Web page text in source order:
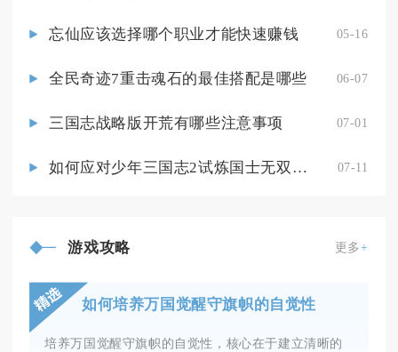
忘仙应该选择哪个职业才能快速赚钱 05-16
全民奇迹7重击魂石的最佳搭配是哪些 06-07
三国志战略版开荒有哪些注意事项 07-01
如何应对少年三国志2试炼国士无双的挑战 07-11
游戏攻略 更多+
如何培养万国觉醒守旗帜的自觉性
培养万国觉醒守旗帜的自觉性，核心在于建立清晰的